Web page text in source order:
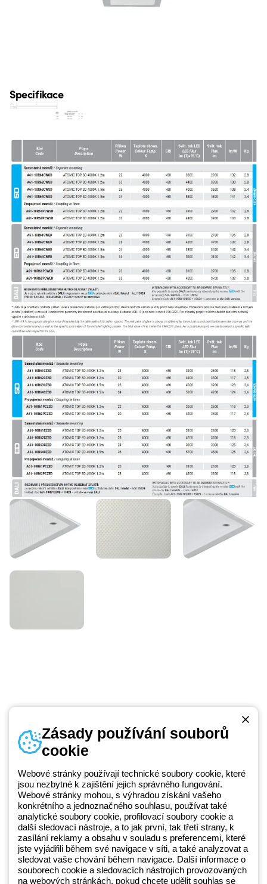
Specifikace
Beghelli je součástí GEWISS Group od roku 2025 a jeho ekosystému
GEWISS LightZone, kde vyvíjíme propojená světelná řešení, která
transformují komplexitu do jednoduchosti a podporují profesionály a
koncové zákazníky v uspokojování jejich potřeb.Zjistěte více o
GEWISS
Telefonní číslo
+420 531 014 111
Zásady používání souborů
cookie
Webové stránky používají technické soubory cookie, které
jsou nezbytné k zajištění jejich správného fungování.
Webové stránky mohou, s výhradou získání vašeho
konkrétního a jednoznačného souhlasu, používat také
analytické soubory cookie, profilovací soubory cookie a
další sledovací nástroje, a to jak první, tak třetí strany, k
zasílání reklamy a obsahu v souladu s preferencemi, které
jste vyjádřili během své navigace v síti, a také analyzovat a
sledovat vaše chování během navigace. Další informace o
souborech cookie a sledovacích nástrojích provozovaných
na webových stránkách, pokud chcete udělit souhlas se